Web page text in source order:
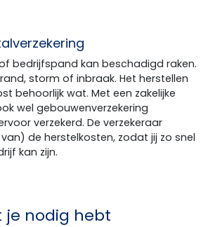
bedrijfspand kan beschadigd raken.
storm of inbraak. Het herstellen
behoorlijk wat. Met een zakelijke
wel gebouwenverzekering
verzekerd. De verzekeraar
de herstelkosten, zodat jij zo snel
kan zijn.
je nodig hebt